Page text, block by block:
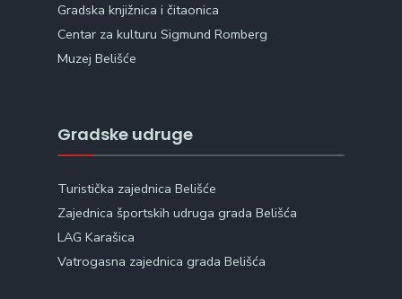
Gradska knjižnica i čitaonica
Centar za kulturu Sigmund Romberg
Muzej Belišće
Gradske udruge
Turistička zajednica Belišće
Zajednica športskih udruga grada Belišća
LAG Karašica
Vatrogasna zajednica grada Belišća